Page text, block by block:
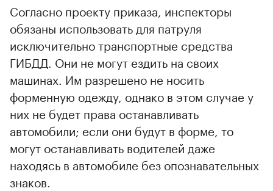
Согласно проекту приказа, инспекторы
обязаны использовать для патруля
исключительно транспортные средства
ГИБДД. Они не могут ездить на своих
машинах. Им разрешено не носить
форменную одежду, однако в этом случае у
них не будет права останавливать
автомобили; если они будут в форме, то
могут останавливать водителей даже
находясь в автомобиле без опознавательных
знаков.